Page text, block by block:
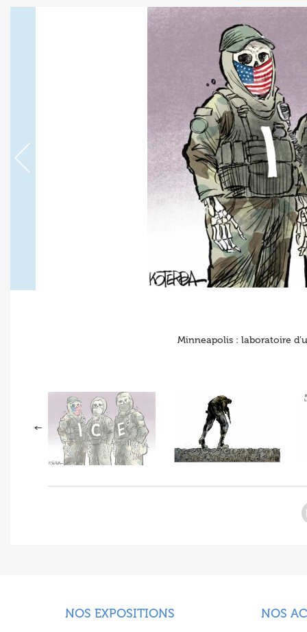
Minneapolis : laboratoire
NOS EXPOSITIONS NOS